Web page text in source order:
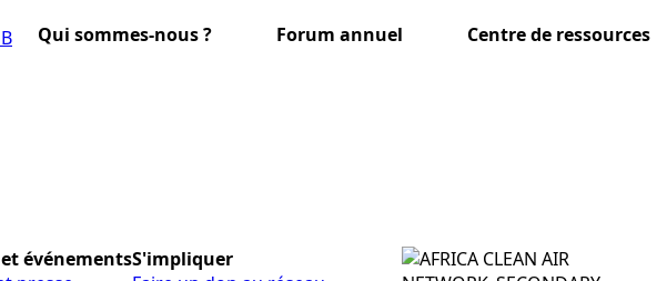
Qui sommes-nous ? Forum annuel Centre de ressources
événementsS'impliquer